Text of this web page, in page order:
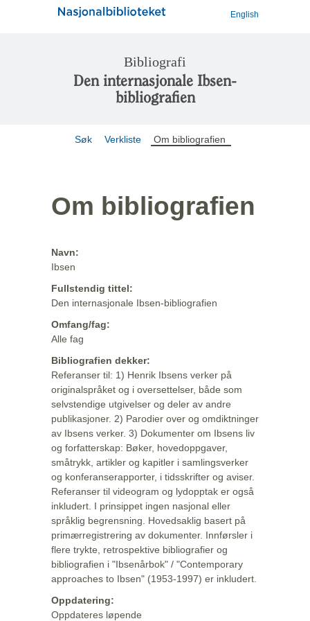
English
Bibliografi
Den internasjonale Ibsen-
bibliografien
Søk Verkliste Om bibliografien
Om bibliografien
Navn:
Ibsen
Fullstendig tittel:
Den internasjonale Ibsen-bibliografien
Omfang/fag:
Alle fag
Bibliografien dekker:
Referanser til: 1) Henrik Ibsens verker på
originalspråket og i oversettelser, både som
selvstendige utgivelser og deler av andre
publikasjoner. 2) Parodier over og omdiktninger
av Ibsens verker. 3) Dokumenter om Ibsens liv
og forfatterskap: Bøker, hovedoppgaver,
småtrykk, artikler og kapitler i samlingsverker
og konferanserapporter, i tidsskrifter og aviser.
Referanser til videogram og lydopptak er også
inkludert. I prinsippet ingen nasjonal eller
språklig begrensning. Hovedsaklig basert på
primærregistrering av dokumenter. Innførsler i
flere trykte, retrospektive bibliografier og
bibliografien i "Ibsenårbok" / "Contemporary
approaches to Ibsen" (1953-1997) er inkludert.
Oppdatering:
Oppdateres løpende